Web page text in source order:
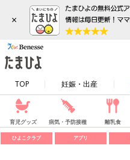
×
TOP 妊娠・出産
育児グッズ 病気・予防接種 離乳食
ひよこクラブ アプリ